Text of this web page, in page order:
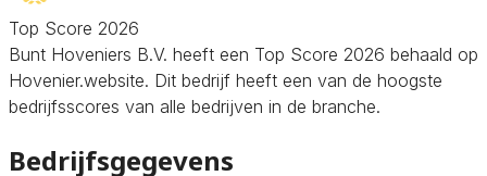
Top Score 2026
Bunt Hoveniers B.V. heeft een Top Score 2026 behaald op
Hovenier.website. Dit bedrijf heeft een van de hoogste
bedrijfsscores van alle bedrijven in de branche.
Bedrijfsgegevens